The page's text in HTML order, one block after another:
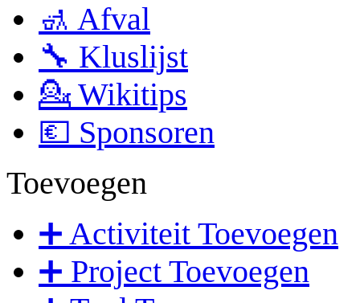
🚮 Afval
🔧 Kluslijst
💁 Wikitips
💶 Sponsoren
Toevoegen
➕ Activiteit Toevoegen
➕ Project Toevoegen